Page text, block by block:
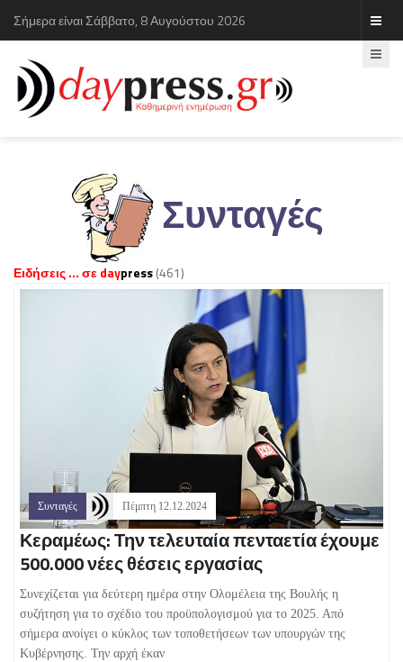
Σήμερα είναι Σάββατο, 8 Αυγούστου 2026
Συνταγές
Ειδήσεις ... σε daypress(461)
Συνταγές Πέμπτη 12.12.2024
Κεραμέως: Την τελευταία πενταετία έχουμε
500.000 νέες θέσεις εργασίας
Συνεχίζεται για δεύτερη ημέρα στην Ολομέλεια της Βουλής η
συζήτηση για το σχέδιο του προϋπολογισμού για το 2025. Από
σήμερα ανοίγει ο κύκλος των τοποθετήσεων των υπουργών της
Κυβέρνησης. Την αρχή έκαν